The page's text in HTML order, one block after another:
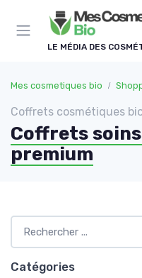
LE MÉDIA DES
Mes cosmetiques bio
Coffrets cosmétiques
Coffrets
premium
Catégories
Panneau de gestion des